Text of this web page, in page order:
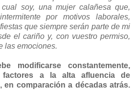
soy, una mujer calañesa que,
por motivos laborales,
que siempre serán parte de mi
el cariño y, con vuestro permiso,
las emociones.
modificarse constantemente,
a la alta afluencia de
en comparación a décadas atrás.